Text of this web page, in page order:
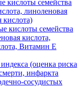
кислоты семейства
линоленовая
кислота)
кислоты семейства
кислота,
Витамин E
(оценка риска
инфаркта
сосудистых